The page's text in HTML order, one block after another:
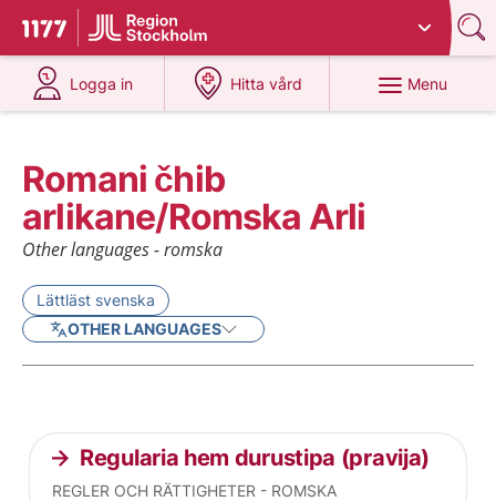
To start page for 1177
Du har valt region
Logga in
at 1177.se
Hitta vård
at 1177.se
Menu
Romani čhib
arlikane/Romska Arli
Other languages - romska
Lättläst svenska
OTHER LANGUAGES
Current articles
Regularia hem durustipa (pravija)
REGLER OCH RÄTTIGHETER - ROMSKA